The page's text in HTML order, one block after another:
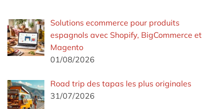
Solutions ecommerce pour produits
espagnols avec Shopify, BigCommerce et
Magento
01/08/2026
Road trip des tapas les plus originales
31/07/2026